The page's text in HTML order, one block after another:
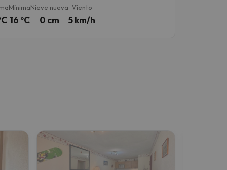
Mínima
16 ºC
Nieve nueva
0 cm
Viento
5 km/h